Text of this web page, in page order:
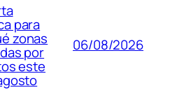
para
zonas
por
este
06/08/2026